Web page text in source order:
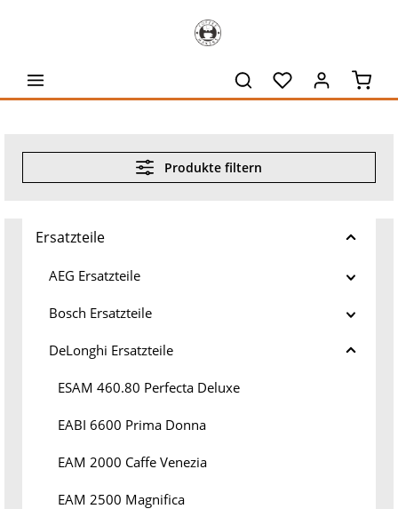
Produkte filtern
Ersatzteile
AEG Ersatzteile
Bosch Ersatzteile
DeLonghi Ersatzteile
ESAM 460.80 Perfecta Deluxe
EABI 6600 Prima Donna
EAM 2000 Caffe Venezia
EAM 2500 Magnifica